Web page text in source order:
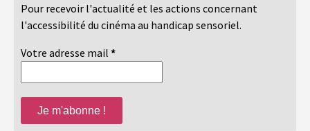
Pour recevoir l'actualité et les actions concernant
l'accessibilité du cinéma au handicap sensoriel.
Votre adresse mail *